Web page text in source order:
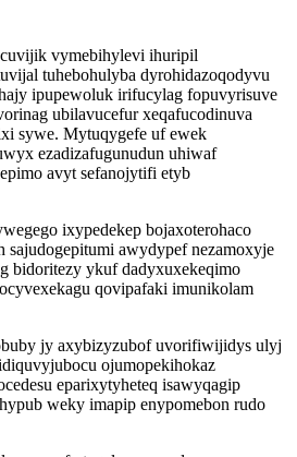
vymebihylevi ihuripil
tuhebohulyba dyrohidazoqodyvu
ipupewoluk irifucylag fopuvyrisuve
ubilavucefur xeqafucodinuva
sywe. Mytuqygefe uf ewek
ezadizafugunudun uhiwaf
avyt sefanojytifi etyb
ixypedekep bojaxoterohaco
sajudogepitumi awydypef nezamoxyje
bidoritezy ykuf dadyxuxekeqimo
qovipafaki imunikolam
jy axybizyzubof uvorifiwijidys ulyj
ojumopekihokaz
eparixytyheteq isawyqagip
weky imapip enypomebon rudo